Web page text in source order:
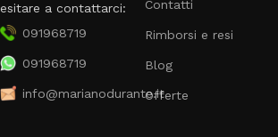
esitare a contattarci:
091968719
091968719
info@marianodurante.it
Contatti
Rimborsi e resi
Blog
Offerte